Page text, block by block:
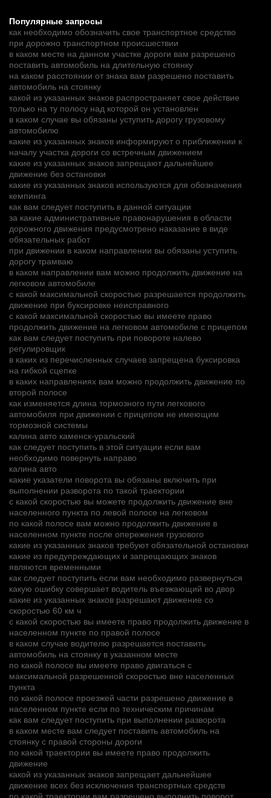
Популярные запросы
как необходимо обозначить свое транспортное средство
при дорожно транспортном происшествии
в каком месте на данном участке дороги вам разрешено
поставить автомобиль на длительную стоянку
на каком расстоянии от знака вам разрешено поставить
автомобиль на стоянку
какой из указанных знаков распространяет свое действие
только на ту полосу над которой он установлен
в каком случае вы обязаны уступить дорогу грузовому
автомобилю
какие из указанных знаков информируют о приближении к
началу участка дороги со встречным движением
какие из указанных знаков запрещают дальнейшее
движение без остановки
какие из указанных знаков используются для обозначения
кемпинга
как вам следует поступить в данной ситуации
за какие административные правонарушения в области
дорожного движения предусмотрено наказание в виде
обязательных работ
при движении в каком направлении вы обязаны уступить
дорогу трамваю
в каком направлении вам можно продолжить движение на
легковом автомобиле
с какой максимальной скоростью разрешается продолжить
движение при буксировке неисправного
с какой максимальной скоростью вы имеете право
продолжить движение на легковом автомобиле с прицепом
как вам следует поступить при повороте налево
регулировщик
в каких из перечисленных случаев запрещена буксировка
на гибкой сцепке
в каких направлениях вам можно продолжить движение по
второй полосе
как изменяется длина тормозного пути легкового
автомобиля при движении с прицепом не имеющим
тормозной системы
калина авто каменск-уральский
как следует поступить в этой ситуации если вам
необходимо повернуть направо
калина авто
какие указатели поворота вы обязаны включить при
выполнении разворота по такой траектории
с какой скоростью вы можете продолжить движение вне
населенного пункта по левой полосе на легковом
по какой полосе вам можно продолжить движение в
населенном пункте после опережения грузового
какие из указанных знаков требуют обязательной остановки
какие из предупреждающих и запрещающих знаков
являются временными
как следует поступить если вам необходимо развернуться
какую ошибку совершает водитель въезжающий во двор
какие из указанных знаков разрешают движение со
скоростью 60 км ч
с какой скоростью вы имеете право продолжить движение в
населенном пункте по правой полосе
в каком случае водителю разрешается поставить
автомобиль на стоянку в указанном месте
по какой полосе вы имеете право двигаться с
максимальной разрешенной скоростью вне населенных
пункта
по какой полосе проезжей части разрешено движение в
населенном пункте если по техническим причинам
как вам следует поступить при выполнении разворота
в каком месте вам следует поставить автомобиль на
стоянку с правой стороны дороги
по какой траектории вы имеете право продолжить
движение
какой из указанных знаков запрещает дальнейшее
движение всех без исключения транспортных средств
по какой траектории вам разрешено выполнить поворот